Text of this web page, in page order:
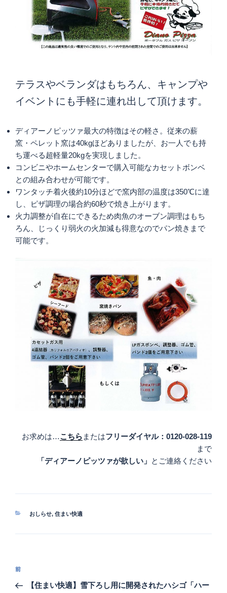
テラスやベランダはもちろん、キャンプや
イベントにも手軽に連れ出して頂けます。
ディアーノピッツァ最大の特徴はその軽さ。従来の薪
窯・ペレット窯は40kgほどありましたが、お一人でも持
ち運べる超軽量20kgを実現しました。
コンビニやホームセンターで購入可能なカセットボンベ
との組み合わせが可能です。
ワンタッチ着火後約10分ほどで窯内部の温度は350℃に達
し、ピザ調理の場合約60秒で焼き上がります。
火力調整が自在にできるため肉魚のオーブン調理はもち
ろん、じっくり弱火の火加減も得意なのでパン焼きまで
可能です。
お求めは…こちら またはフリーダイヤル：0120-028-119
まで
「ディアーノピッツァが欲しい」 とご連絡ください
カ
おしらせ, 住まい快適
投
過
去
前
【住まい快適】雪下ろし用に開発されたハシゴ「ハー